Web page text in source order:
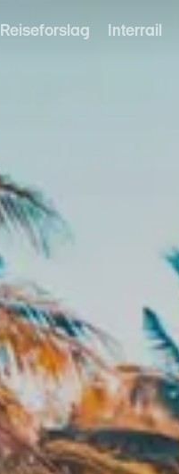
Reiseforslag Interrail